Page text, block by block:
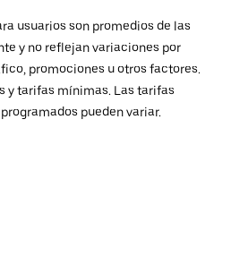
usuarios son promedios de las
y no reflejan variaciones por
promociones u otros factores.
y tarifas mínimas. Las tarifas
pueden variar.